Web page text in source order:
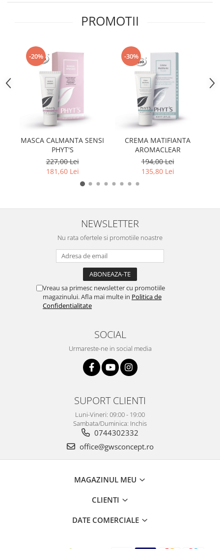
PROMOTII
-20%
MASCA CALMANTA SENSI
PHYT'S
227,00 Lei
181,60 Lei
-30%
CREMA MATIFIANTA
AROMACLEAR
194,00 Lei
135,80 Lei
NEWSLETTER
Nu rata ofertele si promotiile noastre
Vreau sa primesc newsletter cu promotiile
magazinului. Afla mai multe in Politica de
Confidentialitate
SOCIAL
Urmareste-ne in social media
SUPORT CLIENTI
Luni-Vineri: 09:00 - 19:00
Sambata/Duminica: Inchis
0744302332
office@gwsconcept.ro
MAGAZINUL MEU
CLIENTI
DATE COMERCIALE